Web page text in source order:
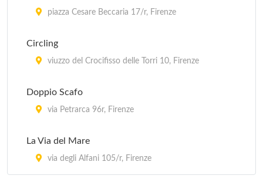
piazza Cesare Beccaria 17/r, Firenze
Circling
viuzzo del Crocifisso delle Torri 10, Firenze
Doppio Scafo
via Petrarca 96r, Firenze
La Via del Mare
via degli Alfani 105/r, Firenze